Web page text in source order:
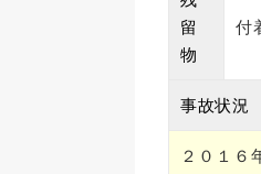
留
物
付
事故状況
２０１６